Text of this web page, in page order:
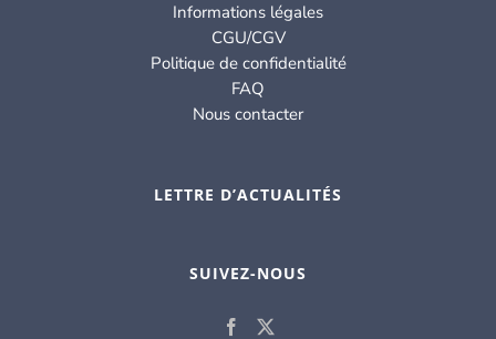
Informations légales
CGU/CGV
Politique de confidentialité
FAQ
Nous contacter
LETTRE D’ACTUALITÉS
SUIVEZ-NOUS